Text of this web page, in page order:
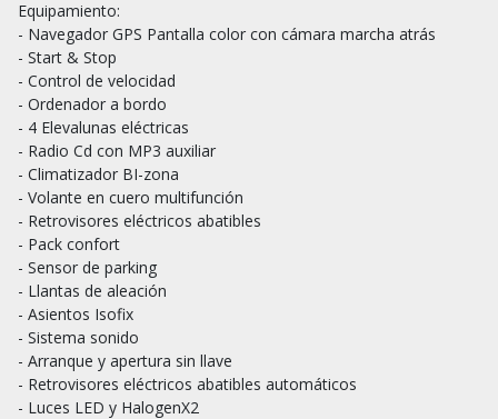
Equipamiento:
- Navegador GPS Pantalla color con cámara marcha atrás
- Start & Stop
- Control de velocidad
- Ordenador a bordo
- 4 Elevalunas eléctricas
- Radio Cd con MP3 auxiliar
- Climatizador BI-zona
- Volante en cuero multifunción
- Retrovisores eléctricos abatibles
- Pack confort
- Sensor de parking
- Llantas de aleación
- Asientos Isofix
- Sistema sonido
- Arranque y apertura sin llave
- Retrovisores eléctricos abatibles automáticos
- Luces LED y HalogenX2